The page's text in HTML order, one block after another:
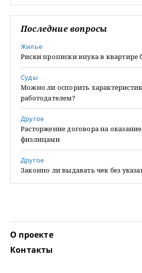
Последние вопросы
Жилье
Риски прописки внука в квартире
Суды
Можно ли оспорить
работодателем?
Другое
Расторжение договора на
физлицами
Другое
Законно ли выдавать чек без
О проекте
Контакты